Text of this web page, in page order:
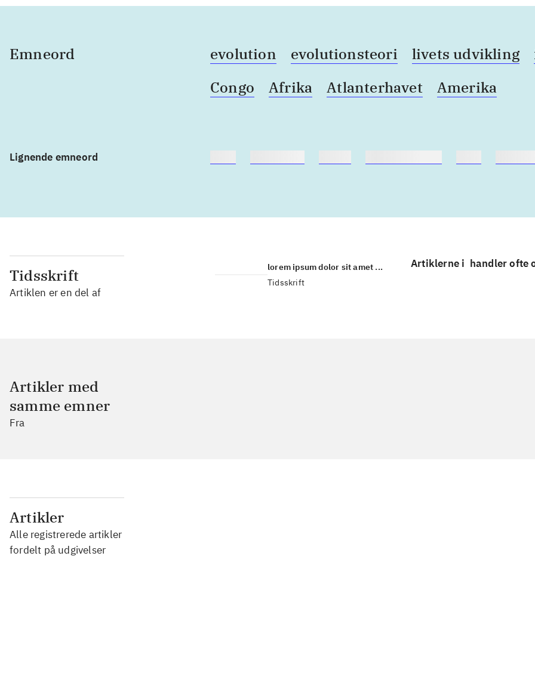
Emneord evolution evolutionsteori livets udvikling
Congo
Afrika Atlanterhavet Amerika
Lignende emneord
Tidsskrift
Artiklen er en del af
lorem ipsum dolor sit amet ...
Tidsskrift
Artiklerne i handler ofte
Artikler med
samme emner
Fra
Artikler
Alle registrerede artikler
fordelt på udgivelser